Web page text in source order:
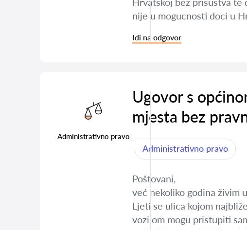
nije u mogucnosti doci u
Idi na odgovor
Administrativno pravo
Ugovor s
mjesta bez
Administrativno pravo
Poštovani,
već nekoliko godina živim
Ljeti se ulica kojom
vozilom mogu pristupiti